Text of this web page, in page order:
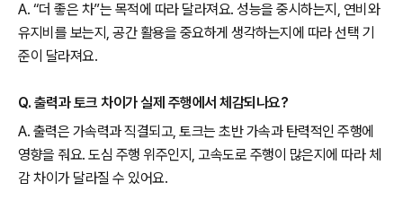
A. “더 좋은 차”는 목적에 따라 달라져요. 성능을 중시하는지, 연비와
유지비를 보는지, 공간 활용을 중요하게 생각하는지에 따라 선택 기
준이 달라져요.
Q. 출력과 토크 차이가 실제 주행에서 체감되나요?
A. 출력은 가속력과 직결되고, 토크는 초반 가속과 탄력적인 주행에
영향을 줘요. 도심 주행 위주인지, 고속도로 주행이 많은지에 따라 체
감 차이가 달라질 수 있어요.